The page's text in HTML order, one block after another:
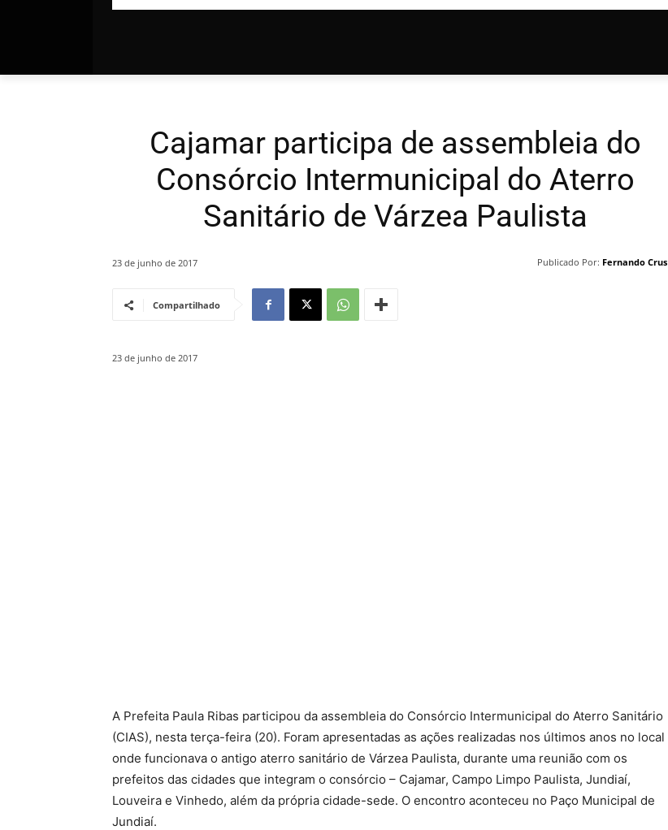
Cajamar participa de assembleia do
Consórcio Intermunicipal do Aterro
Sanitário de Várzea Paulista
Publicado Por: Fernando Crus
23 de junho de 2017
Compartilhado
23 de junho de 2017
A Prefeita Paula Ribas participou da assembleia do Consórcio Intermunicipal do Aterro Sanitário
(CIAS), nesta terça-feira (20). Foram apresentadas as ações realizadas nos últimos anos no local
onde funcionava o antigo aterro sanitário de Várzea Paulista, durante uma reunião com os
prefeitos das cidades que integram o consórcio – Cajamar, Campo Limpo Paulista, Jundiaí,
Louveira e Vinhedo, além da própria cidade-sede. O encontro aconteceu no Paço Municipal de
Jundiaí.